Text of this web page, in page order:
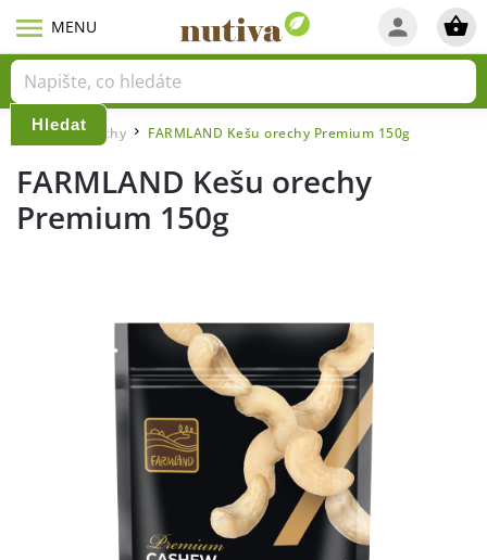
Hledat
Domů / Ořechy / FARMLAND Kešu orechy Premium 150g
FARMLAND Kešu orechy
Premium 150g